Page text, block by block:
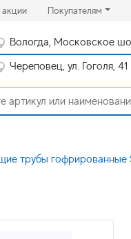
(current)Покупателям
Вологда, Московское
Череповец, ул. Гоголя, 41
трубы гофрированные